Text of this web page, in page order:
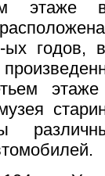
этаже
годов,